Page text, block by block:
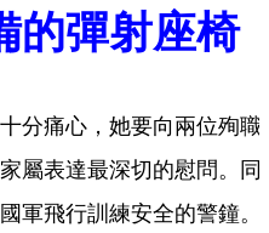
的彈射座椅
分痛心，她要向兩位殉職
屬表達最深切的慰問。同
軍飛行訓練安全的警鐘。